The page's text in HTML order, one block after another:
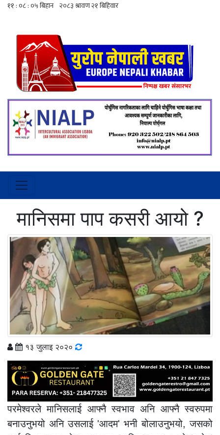
मानिसमा पाप कसरी आयो ?
१३ जुलाइ २०२०
परमेश्वरले मानिसलाई आफ्नै स्वभाव अनि आफ्नै स्वरुपमा
बनाउनुभयो अनि उसलाई 'आदम' भनी बोलाउनुभयो, जसको